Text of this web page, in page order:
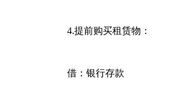
4.提前购买租赁物：
借：银行存款